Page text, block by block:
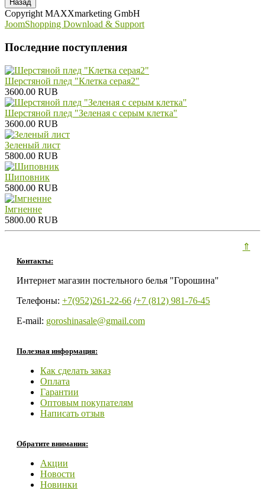
Copyright MAXXmarketing GmbH
JoomShopping Download & Support
Последние поступления
Шерстяной плед "Клетка серая2"
3600.00 RUB
Шерстяной плед "Зеленая с серым клетка"
3600.00 RUB
Зеленый лист
5800.00 RUB
Шиповник
5800.00 RUB
Iмгненне
5800.00 RUB
Контакты:
Интернет магазин постельного белья "Горошина"
Телефоны: +7(952)261-22-66 /+7 (812) 981-76-45
E-mail: goroshinasale@gmail.com
Полезная информация:
Как сделать заказ
Оплата
Гарантии
Оптовым покупателям
Написать отзыв
Обратите внимания:
Акции
Новости
Новинки
⇑